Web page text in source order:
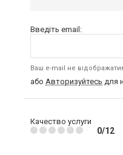
Введіть email:
Ваш e-mail не
або Авторизуйтесь для
Качество услуги
0/12